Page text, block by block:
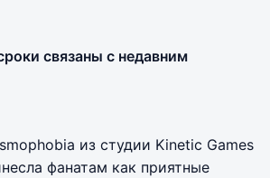
связаны с недавним
из студии Kinetic Games
фанатам как приятные